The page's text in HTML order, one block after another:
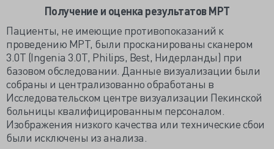
Получение и оценка результатов МРТ
Пациенты, не имеющие противопоказаний к
проведению МРТ, были просканированы сканером
3.0T (Ingenia 3.0T, Philips, Best, Нидерланды) при
базовом обследовании. Данные визуализации были
собраны и централизованно обработаны в
Исследовательском центре визуализации Пекинской
больницы квалифицированным персоналом.
Изображения низкого качества или технические сбои
были исключены из анализа.